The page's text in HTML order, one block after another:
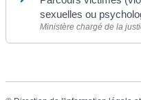
sexuelles ou
Ministère chargé de la